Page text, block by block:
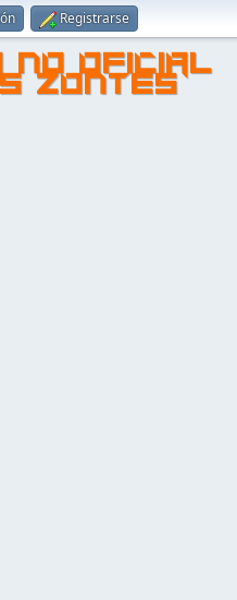
Registrarse
NO OFICIAL
ZONTES